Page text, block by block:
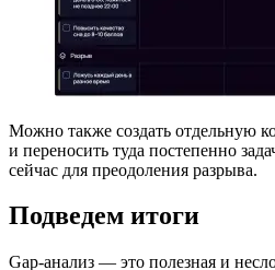
Можно также создать отдельную
и переносить туда постепенно
сейчас для преодоления разрыва.
Подведем итоги
Gap-анализ — это полезная и